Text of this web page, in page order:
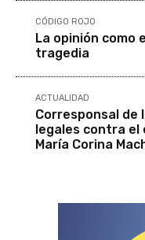
CÓDIGO ROJO
La opinión como
tragedia
ACTUALIDAD
Corresponsal de
legales contra el
María Corina